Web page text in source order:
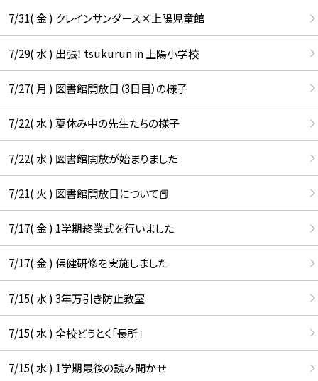
7/31( 金 ) クレインサンダース×上陽児童館
7/29( 水 ) 出張！ tsukurun in 上陽小学校
7/27( 月 ) 図書館開放日（3日目）の様子
7/22( 水 ) 夏休み中の先生たちの様子
7/22( 水 ) 図書館開放が始まりました
7/21( 火 ) 図書館開放日について📕
7/17( 金 ) 1学期終業式を行いました
7/17( 金 ) 保健研修を実施しました
7/15( 水 ) 3年万引き防止教室
7/15( 水 ) 全校どうとく「長所」
7/15( 水 ) 1学期最後の読み聞かせ